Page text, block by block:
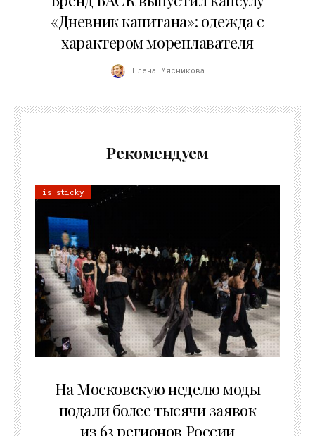
«Дневник капитана»: одежда с
характером мореплавателя
Елена Мясникова
Рекомендуем
is sticky
На Московскую неделю моды
подали более тысячи заявок
из 63 регионов России